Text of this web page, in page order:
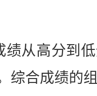
从高分到低
综合成绩的